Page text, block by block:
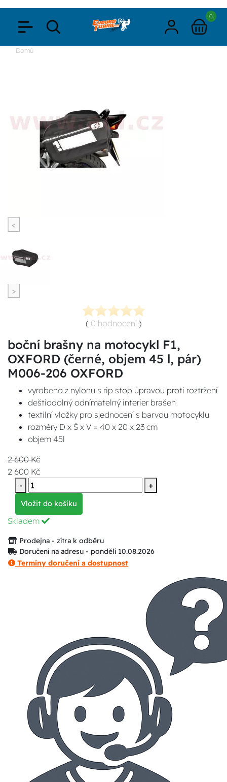
0
Domů
<
>
( 0 hodnocení )
boční brašny na motocykl F1,
OXFORD (černé, objem 45 l, pár)
M006-206 OXFORD
vyrobeno z nylonu s rip stop úpravou proti roztržení
deštiodolný odnímatelný interier brašen
textilní vložky pro sjednocení s barvou motocyklu
rozměry D x Š x V = 40 x 20 x 23 cm
objem 45l
2 600 Kč
2 600 Kč
-
+
Vložit do košíku
Skladem
Prodejna - zítra k odběru
Doručení na adresu - pondělí 10.08.2026
Termíny doručení a dostupnost